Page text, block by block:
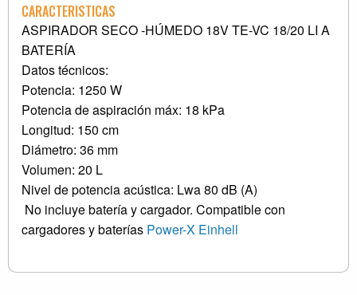
CARACTERISTICAS
ASPIRADOR SECO -HÚMEDO 18V TE-VC 18/20 LI A
BATERÍA
Datos técnicos:
Potencia: 1250 W
Potencia de aspiración máx: 18 kPa
Longitud: 150 cm
Diámetro: 36 mm
Volumen: 20 L
Nivel de potencia acústica: Lwa 80 dB (A)
No incluye batería y cargador. Compatible con
cargadores y baterías Power-X Einhell